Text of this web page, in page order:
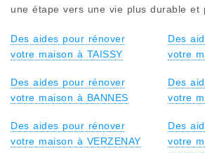
une étape vers une vie plus durable et
Des aides pour rénover
votre maison à TAISSY
Des
votre
Des aides pour rénover
votre maison à BANNES
Des
votre
Des aides pour rénover
votre maison à VERZENAY
Des
votre